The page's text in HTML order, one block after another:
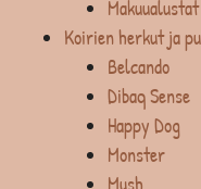
Makuualustat
Koirien herkut ja
Belcando
Dibaq Sense
Happy Dog
Monster